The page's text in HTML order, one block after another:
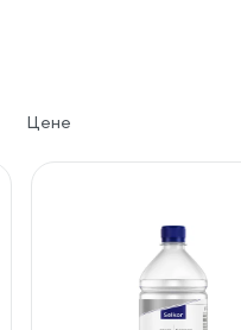
Цене